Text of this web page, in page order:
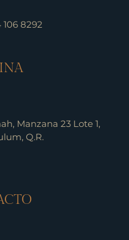
106 8292
Manzana 23 Lote 1,
Q.R.